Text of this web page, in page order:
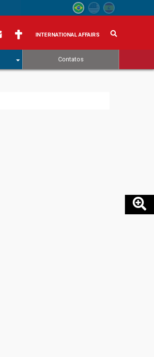
INTERNATIONAL AFFAIRS
Contatos